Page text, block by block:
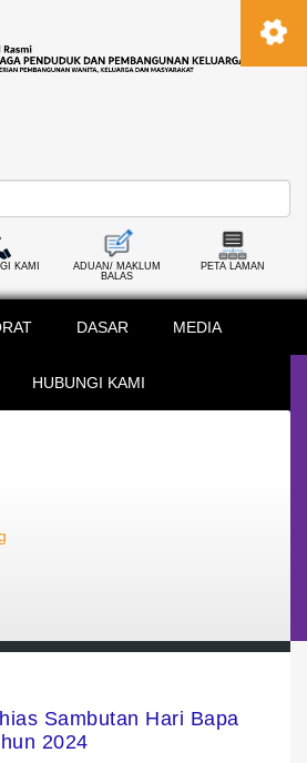
KAMI
ADUAN/ MAKLUM
BALAS
PETA LAMAN
DASAR MEDIA
HUBUNGI KAMI
Sambutan Hari Bapa
2024